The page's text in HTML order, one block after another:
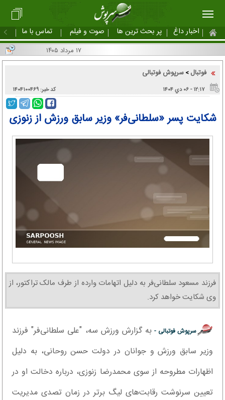
اخبار داغ پر بحث ترین ها صوت و فیلم تماس با ما
۱۷ مرداد ۱۴۰۵
فوتبال > سرپوش فوتبالی
۱۲:۱۷ - ۰۶ دي ۱۴۰۴ کد خبر: ۱۴۰۴۱۰۰۴۶۹
شکایت پسر «سلطانی‌فر» وزیر سابق ورزش از زنوزی
فرزند مسعود سلطانی‌فر به دلیل اتهامات وارده از طرف مالک تراکتور، از
وی شکایت خواهد کرد.
سرپوش فوتبالی - به گزارش ورزش سه، "علی سلطانی‌فر" فرزند
وزیر سابق ورزش و جوانان در دولت حسن روحانی، به دلیل
اظهارات مطروحه از سوی محمدرضا زنوزی، درباره دخالت او در
تعیین سرنوشت رقابت‌های لیگ برتر در زمان تصدی مدیریت